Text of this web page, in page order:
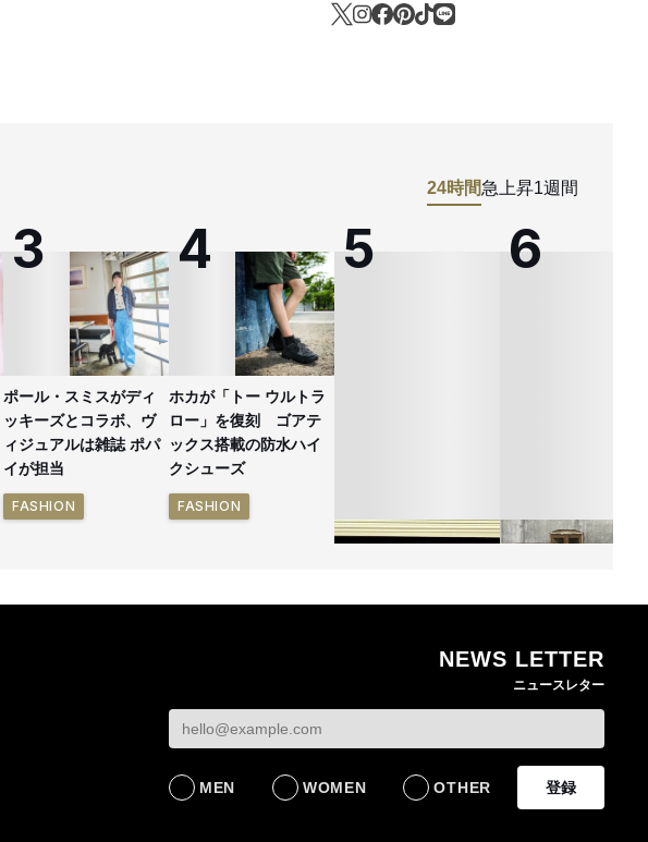
24時間急上昇1週間
ポール・スミスがディ
ッキーズとコラボ、ヴ
ィジュアルは雑誌 ポパ
イが担当
FASHION
ホカが「トー ウルトラ
ロー」を復刻 ゴアテ
ックス搭載の防水ハイ
クシューズ
FASHION
ゴールドウイン、26年
82%減 ザ・ノース・
BUSINESS
無印良品の古家具シ
ーズ新作 インドの
具を再生した一点物
LIFESTYLE
NEWS LETTER
ニュースレター
MEN WOMEN OTHER 登録